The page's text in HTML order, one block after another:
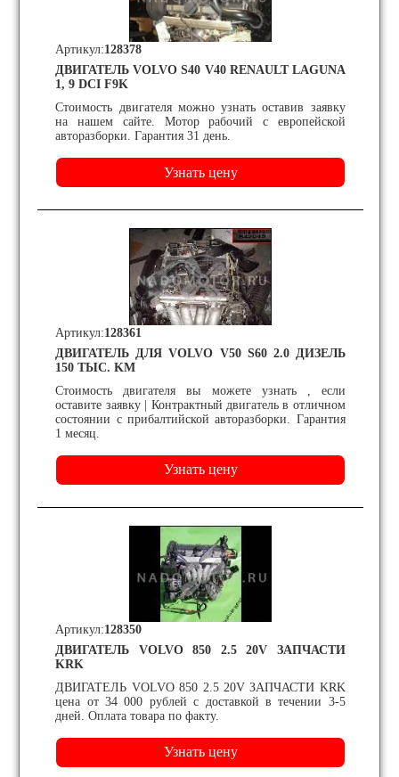
ДВИГАТЕЛЬ VOLVO S40 V40 RENAULT LAGUNA
1, 9 DCI F9K
Стоимость двигателя можно узнать оставив заявку
на нашем сайте. Мотор рабочий с европейской
авторазборки. Гарантия 31 день.
Артикул:128378
ДВИГАТЕЛЬ ДЛЯ VOLVO V50 S60 2.0 ДИЗЕЛЬ
150 ТЫС. KM
Стоимость двигателя вы можете узнать , если
оставите заявку | Контрактный двигатель в отличном
состоянии с прибалтийской авторазборки. Гарантия
1 месяц.
Артикул:128361
ДВИГАТЕЛЬ VOLVO 850 2.5 20V ЗАПЧАСТИ
KRK
ДВИГАТЕЛЬ VOLVO 850 2.5 20V ЗАПЧАСТИ KRK
цена от 34 000 рублей с доставкой в течении 3-5
дней. Оплата товара по факту.
Артикул:128350